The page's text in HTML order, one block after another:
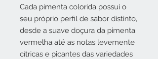
Cada pimenta colorida possui o
seu próprio perfil de sabor distinto,
desde a suave doçura da pimenta
vermelha até as notas levemente
cítricas e picantes das variedades